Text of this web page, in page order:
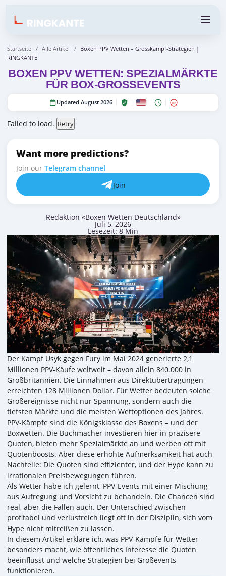
Startseite / Alle Artikel / Boxen PPV Wetten – Grosskampf-Strategien |
RINGKANTE
BOXEN PPV WETTEN: SPEZIALMÄRKTE
FÜR BOX-GROSSEVENTS
Updated August 2026 18+
Failed to load. Retry
Want more predictions?
Join our Telegram channel
Join
Redaktion «Boxen Wetten Deutschland»
Juli 5, 2026
Lesezeit: 8 Min
Der Kampf Usyk gegen Fury im Mai 2024 generierte 2,1
Millionen PPV-Käufe weltweit – davon allein 840.000 in
Großbritannien. Die Einnahmen aus Direktübertragungen
erreichten 128 Millionen Dollar. Für Wetter bedeuten solche
Großereignisse nicht nur Spannung, sondern auch die
tiefsten Märkte und die meisten Wettoptionen des Jahres.
PPV-Kämpfe sind die Königsklasse des Boxens – und der
Boxwetten. Die Buchmacher investieren hier in präzisere
Quoten, bieten mehr Spezialmärkte an und werben oft mit
Quotenboosts. Aber diese erhöhte Aufmerksamkeit hat auch
Nachteile: Die Quoten sind effizienter, und der Hype kann zu
irrationalen Preisbewegungen führen.
Als Wetter habe ich gelernt, PPV-Events mit einer Mischung
aus Aufregung und Vorsicht zu behandeln. Die Chancen sind
real, aber die Fallen auch. Der Unterschied zwischen
profitabel und verlustreich liegt oft in der Disziplin, sich vom
Hype nicht mitreißen zu lassen.
In diesem Artikel erkläre ich, was PPV-Kämpfe für Wetter
besonders macht, wie öffentliches Interesse die Quoten
beeinflusst und welche Strategien bei Großevents
funktionieren.